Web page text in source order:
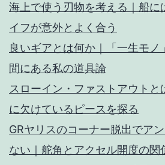
海上で使う刃物を考える｜船に
イフが意外とよく合う
良いギアとは何か｜「一生モ
間にある私の道具論
スローイン・ファストアウトと
に欠けているピースを探る
GRヤリスのコーナー脱出でア
ない｜舵角とアクセル開度の関